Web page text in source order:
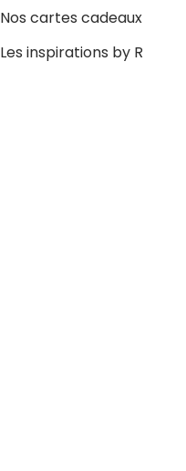
Nos cartes cadeaux
Les inspirations by R